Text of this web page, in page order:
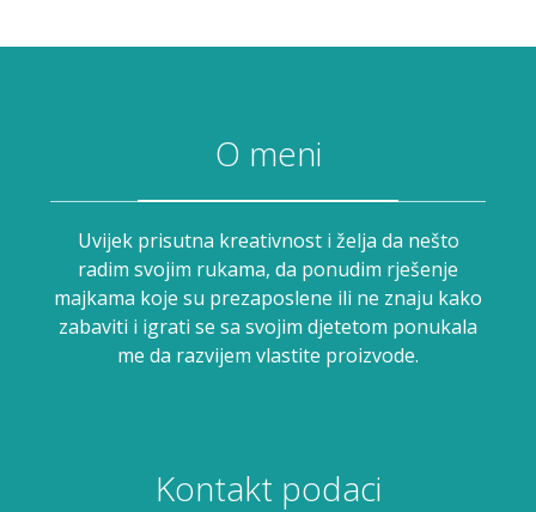
O meni
Uvijek prisutna kreativnost i želja da nešto
radim svojim rukama, da ponudim rješenje
majkama koje su prezaposlene ili ne znaju kako
zabaviti i igrati se sa svojim djetetom ponukala
me da razvijem vlastite proizvode.
Kontakt podaci